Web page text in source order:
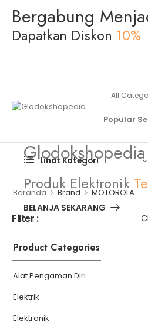
Bergabung
Dapatkan Diskon 10%
Popular
Lihat Kategori
Glodokshopedia
Produk Elektronik
BELANJA SEKARANG
Beranda > Brand > MOTOROLA
Filter :
Product Categories
Alat Pengaman Diri
Elektrik
Elektronik